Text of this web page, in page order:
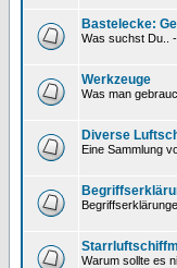
Bastelecke:
Was suchst Du.. -
Werkzeuge
Was man
Diverse
Eine Sammlung
Warum sollte es